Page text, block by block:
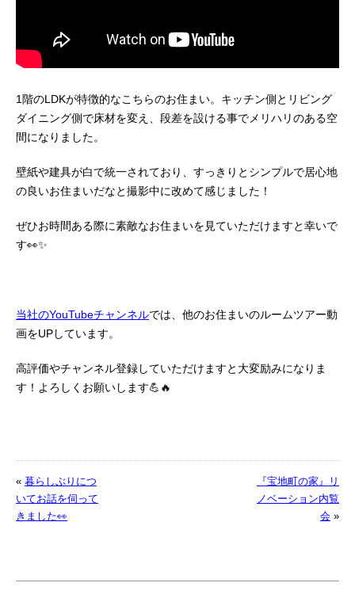
1階のLDKが特徴的なこちらのお住まい。キッチン側とリビング
ダイニング側で床材を変え、段差を設ける事でメリハリのある空
間になりました。
壁紙や建具が白で統一されており、すっきりとシンプルで居心地
の良いお住まいだなと撮影中に改めて感じました！
ぜひお時間ある際に素敵なお住まいを見ていただけますと幸いで
す👀✨
当社のYouTubeチャンネルでは、他のお住まいのルームツアー動
画をUPしています。
高評価やチャンネル登録していただけますと大変励みになりま
す！よろしくお願いします💪🔥
« 暮らしぶりにつ
いてお話を伺って
きました👀
『宝地町の家』リ
ノベーション内覧
会 »